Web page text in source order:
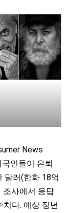
News
인들이 은퇴
달러(한화 18억
조사에서 응답
다. 예상 정년